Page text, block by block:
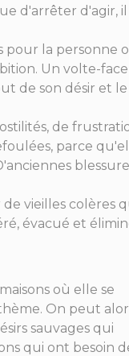
d'arrêter d'agir, il
pour la personne
Un volte-face
de son désir et le
de
parce
vieilles colères
évacué et
où elle se
On peut
sauvages qui
qui ont besoin